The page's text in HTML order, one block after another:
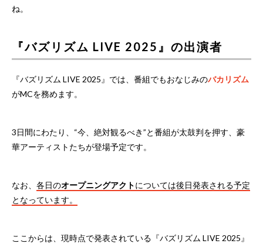
ね。
『バズリズム LIVE 2025』の出演者
『バズリズム LIVE 2025』では、番組でもおなじみのバカリズム
がMCを務めます。
3日間にわたり、“今、絶対観るべき”と番組が太鼓判を押す、豪
華アーティストたちが登場予定です。
なお、 各日のオープニングアクトについては後日発表される予定
となっています。
ここからは、現時点で発表されている『バズリズム LIVE 2025』